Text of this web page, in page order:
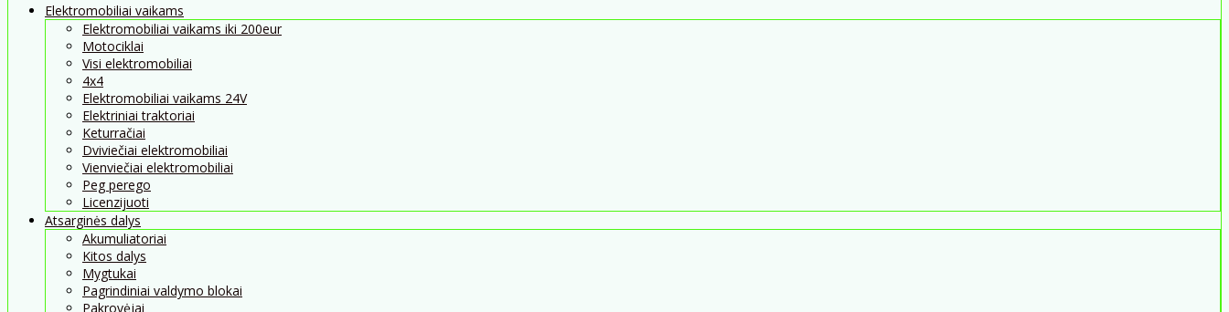
Elektromobiliai vaikams
Elektromobiliai vaikams iki 200eur
Motociklai
Visi elektromobiliai
4x4
Elektromobiliai vaikams 24V
Elektriniai traktoriai
Keturračiai
Dviviečiai elektromobiliai
Vienviečiai elektromobiliai
Peg perego
Licenzijuoti
Atsarginės dalys
Akumuliatoriai
Kitos dalys
Mygtukai
Pagrindiniai valdymo blokai
Pakrovėjai